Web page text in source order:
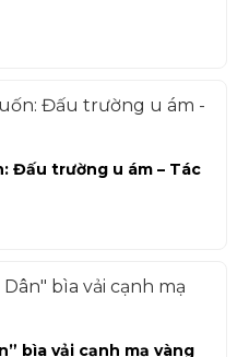
Đấu trường u ám – Tác
bìa vải cạnh mạ vàng